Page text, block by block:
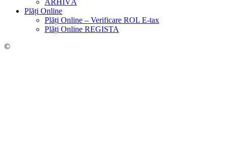
ARHIVĂ
Plăți Online
Plăți Online – Verificare ROL E-tax
Plăți Online REGISTA
©